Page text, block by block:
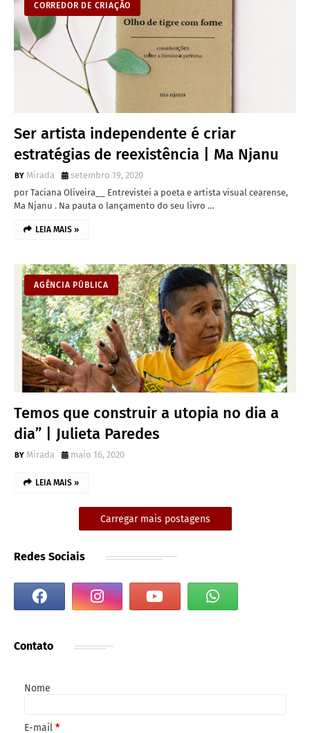
CORREDOR DE CRIAÇÃO
Ser artista independente é criar
estratégias de reexistência | Ma Njanu
Mirada
setembro 19, 2020
por Taciana Oliveira__ Entrevistei a poeta e artista visual cearense,
Ma Njanu . Na pauta o lançamento do seu livro …
LEIA MAIS »
AGÊNCIA PÚBLICA
Temos que construir a utopia no dia a
dia” | Julieta Paredes
Mirada maio 16, 2020
LEIA MAIS »
Carregar mais postagens
Redes Sociais
Contato
Nome
E-mail *